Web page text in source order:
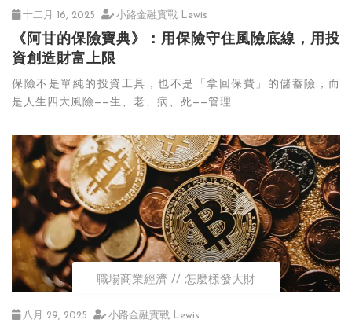
十二月 16, 2025 小路金融實戰 Lewis
《阿甘的保險寶典》：用保險守住風險底線，用投
資創造財富上限
保險不是單純的投資工具，也不是「拿回保費」的儲蓄險，而
是人生四大風險——生、老、病、死——管理...
職場商業經濟 怎麼樣發大財
八月 29, 2025 小路金融實戰 Lewis